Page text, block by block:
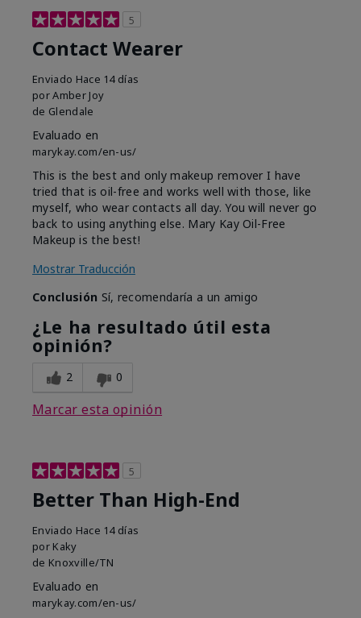
5
Contact Wearer
Enviado Hace 14 días
porAmber Joy
de Glendale
Evaluado en
marykay.com/en-us/
This is the best and only makeup remover I have
tried that is oil-free and works well with those, like
myself, who wear contacts all day. You will never go
back to using anything else. Mary Kay Oil-Free
Makeup is the best!
Mostrar Traducción
Conclusión Sí, recomendaría a un amigo
¿Le ha resultado útil esta
opinión?
2 0
Marcar esta opinión
5
Better Than High-End
Enviado Hace 14 días
por Kaky
de Knoxville/TN
Evaluado en
marykay.com/en-us/